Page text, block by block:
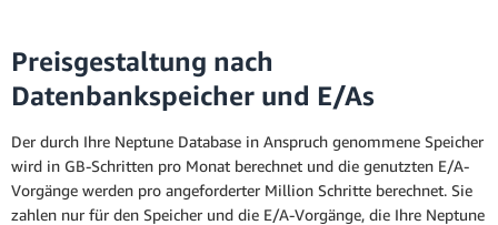
Preisgestaltung nach
Datenbankspeicher und E/As
Der durch Ihre Neptune Database in Anspruch genommene Speicher
wird in GB-Schritten pro Monat berechnet und die genutzten E/A-
Vorgänge werden pro angeforderter Million Schritte berechnet. Sie
zahlen nur für den Speicher und die E/A-Vorgänge, die Ihre Neptune